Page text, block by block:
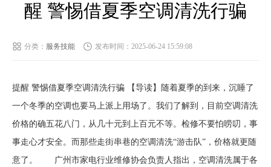
醒 警惕借夏季空调清洗行骗
分类： 服务技能 发布时间：2025-06-24 15:59:08
提醒 警惕借夏季空调清洗行骗 【导读】随着夏季的到来，沉睡了
一个冬季的空调也要马上派上用场了。我们了解到，目前空调清洗
价格的确五花八门，从几十元到上百元不等。检修不要怕唠叨，事
事走心才安全。而那些走街串巷的空调清洗“游击队”，价格就更随
意了。 广州市家电行业维修协会负责人指出，空调清洗属于各